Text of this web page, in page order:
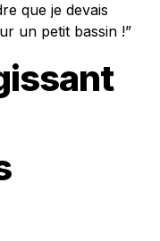
que je devais
un petit bassin !”